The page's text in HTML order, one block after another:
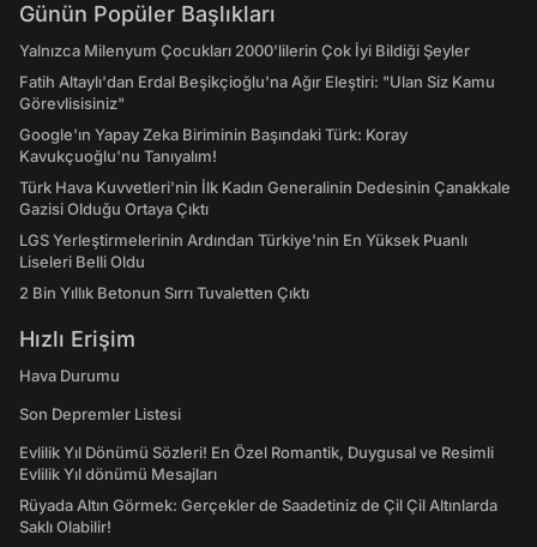
Günün Popüler Başlıkları
Yalnızca Milenyum Çocukları 2000'lilerin Çok İyi Bildiği Şeyler
Fatih Altaylı'dan Erdal Beşikçioğlu'na Ağır Eleştiri: "Ulan Siz Kamu
Görevlisisiniz"
Google'ın Yapay Zeka Biriminin Başındaki Türk: Koray
Kavukçuoğlu'nu Tanıyalım!
Türk Hava Kuvvetleri'nin İlk Kadın Generalinin Dedesinin Çanakkale
Gazisi Olduğu Ortaya Çıktı
LGS Yerleştirmelerinin Ardından Türkiye'nin En Yüksek Puanlı
Liseleri Belli Oldu
2 Bin Yıllık Betonun Sırrı Tuvaletten Çıktı
Hızlı Erişim
Hava Durumu
Son Depremler Listesi
Evlilik Yıl Dönümü Sözleri! En Özel Romantik, Duygusal ve Resimli
Evlilik Yıl dönümü Mesajları
Rüyada Altın Görmek: Gerçekler de Saadetiniz de Çil Çil Altınlarda
Saklı Olabilir!